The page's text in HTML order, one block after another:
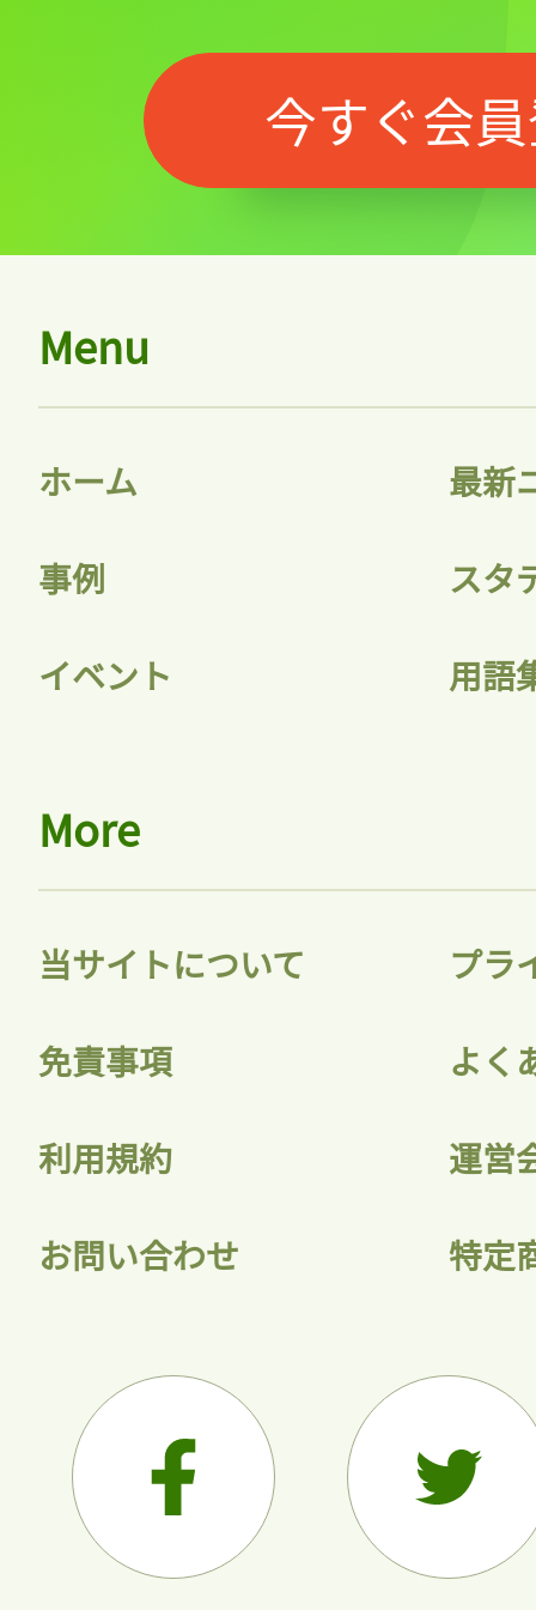
今すぐ会
Menu
ホーム 最新
事例 スタ
イベント 用語
More
当サイトについて プラ
免責事項 よく
利用規約 運営
お問い合わせ 特定